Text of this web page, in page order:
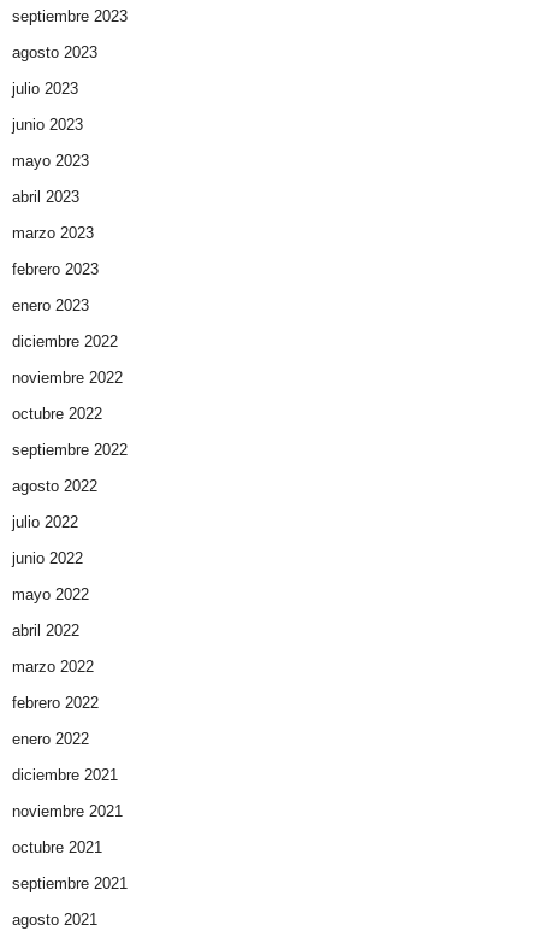
septiembre 2023
agosto 2023
julio 2023
junio 2023
mayo 2023
abril 2023
marzo 2023
febrero 2023
enero 2023
diciembre 2022
noviembre 2022
octubre 2022
septiembre 2022
agosto 2022
julio 2022
junio 2022
mayo 2022
abril 2022
marzo 2022
febrero 2022
enero 2022
diciembre 2021
noviembre 2021
octubre 2021
septiembre 2021
agosto 2021